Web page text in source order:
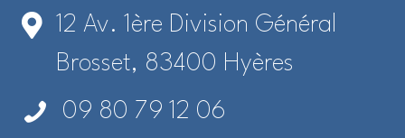
12 Av. 1ère Division Général
Brosset, 83400 Hyères
09 80 79 12 06